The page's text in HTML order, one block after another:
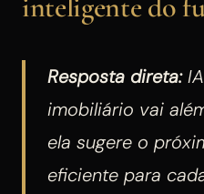
Resposta direta:
imobiliário vai
ela sugere o
eficiente para